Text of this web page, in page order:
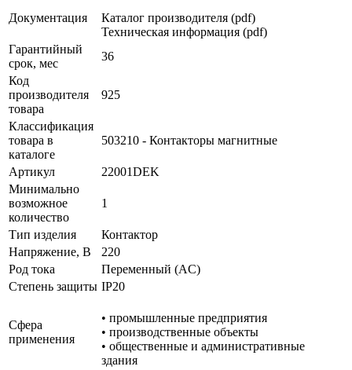
Документация
Каталог производителя (pdf)
Техническая информация (pdf)
Гарантийный
срок, мес
36
Код
производителя
товара
925
Классификация
товара в
каталоге
503210 - Контакторы магнитные
Артикул
22001DEK
Минимально
возможное
количество
1
Тип изделия
Контактор
Напряжение, В
220
Род тока
Переменный (AC)
Степень защиты IP20
Сфера
применения
• промышленные предприятия
• производственные объекты
• общественные и административные
здания